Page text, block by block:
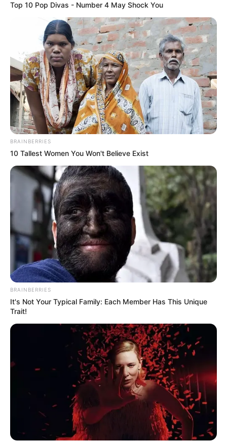
Hier gibt es eine Auswahl der
beliebtesten Museen in
Deutschland.
Weitere Museen, Schauwerkstätten und
Ausstellungen in Thüringen und in der Region:
Museen in Thüringen
Museen in Weimar
Die interessantesten, spannendsten und meistbesuchten
Top 10 Pop Divas - Number 4 May Shock You
BRAINBERRIES
10 Tallest Women You Won't Believe Exist
BRAINBERRIES
It's Not Your Typical Family: Each Member Has This Unique
Trait!